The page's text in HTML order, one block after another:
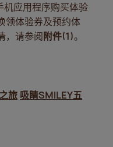
机应用程序购买体验
领体验券及预约体
，请参阅附件(1)。
旅 吸睛SMILEY五